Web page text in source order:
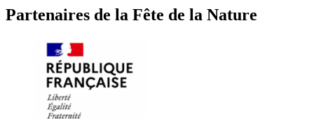
Partenaires de la Fête de la Nature